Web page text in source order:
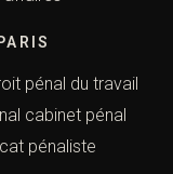
avocat
des affaires